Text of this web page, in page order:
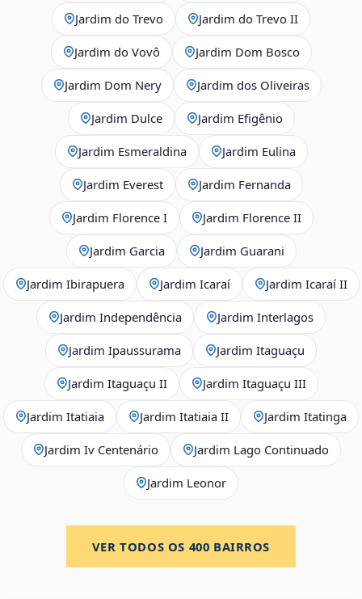
Jardim do Trevo Jardim do Trevo II
Jardim do Vovô Jardim Dom Bosco
Jardim Dom Nery Jardim dos Oliveiras
Jardim Dulce Jardim Efigênio
Jardim Esmeraldina Jardim Eulina
Jardim Everest Jardim Fernanda
Jardim Florence I Jardim Florence II
Jardim Garcia Jardim Guarani
Jardim Ibirapuera Jardim Icaraí Jardim Icaraí II
Jardim Independência Jardim Interlagos
Jardim Ipaussurama Jardim Itaguaçu
Jardim Itaguaçu II Jardim Itaguaçu III
Jardim Itatiaia Jardim Itatiaia II Jardim Itatinga
Jardim Iv Centenário Jardim Lago Continuado
Jardim Leonor
VER TODOS OS 400 BAIRROS